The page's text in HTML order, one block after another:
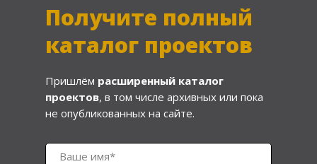
Получите полный
каталог проектов
Пришлём расширенный каталог
проектов, в том числе архивных или пока
не опубликованных на сайте.
Ваше имя*